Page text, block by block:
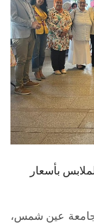
الدراسات العليا
الخريجين
الموظفون
الزائـرون
بأسعار
جامعة عين شمس،